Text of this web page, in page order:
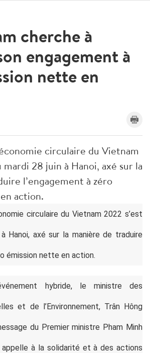
cherche à
engagement à
nette en
circulaire du Vietnam
mardi 28 juin à Hanoi, axé sur la
l’engagement à zéro
action.
circulaire du Vietnam 2022 s’est
Hanoi, axé sur la manière de traduire
émission nette en action.
hybride, le ministre des
et de l’Environnement, Trân Hông
du Premier ministre Pham Minh
appelle à la solidarité et à des actions